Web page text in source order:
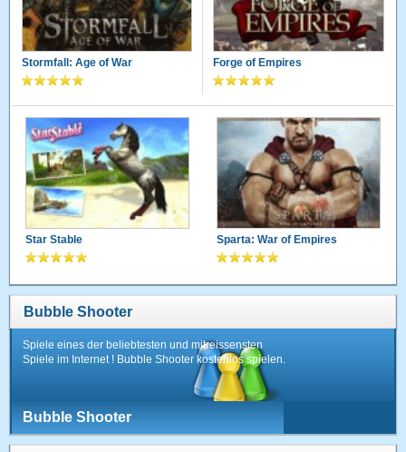
Stormfall: Age of War Forge of Empires
Star Stable Sparta: War of Empires
Bubble Shooter
Spiele eines der beliebtesten und mitreissensten
Spiele im Internet ! Bubble Shooter kostenlos spielen.
Bubble Shooter